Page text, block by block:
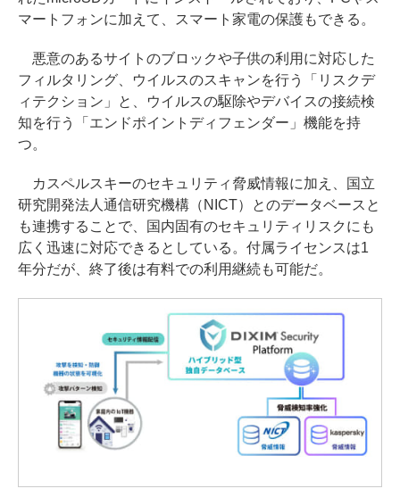
マートフォンに加えて、スマート家電の保護もできる。
悪意のあるサイトのブロックや子供の利用に対応した
フィルタリング、ウイルスのスキャンを行う「リスクデ
ィテクション」と、ウイルスの駆除やデバイスの接続検
知を行う「エンドポイントディフェンダー」機能を持
つ。
カスペルスキーのセキュリティ脅威情報に加え、国立
研究開発法人通信研究機構（NICT）とのデータベースと
も連携することで、国内固有のセキュリティリスクにも
広く迅速に対応できるとしている。付属ライセンスは1
年分だが、終了後は有料での利用継続も可能だ。